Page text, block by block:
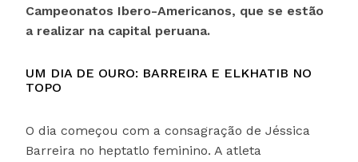
Campeonatos Ibero-Americanos, que se estão
a realizar na capital peruana.
UM DIA DE OURO: BARREIRA E ELKHATIB NO
TOPO
O dia começou com a consagração de Jéssica
Barreira no heptatlo feminino. A atleta